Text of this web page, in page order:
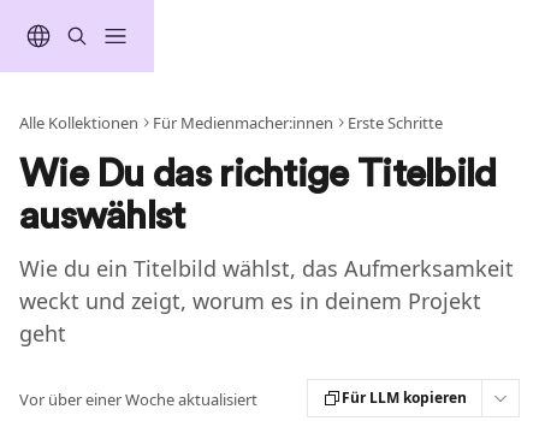
Alle Kollektionen Für Medienmacher:innen Erste Schritte
Wie Du das richtige Titelbild
auswählst
Wie du ein Titelbild wählst, das Aufmerksamkeit
weckt und zeigt, worum es in deinem Projekt
geht
Vor über einer Woche aktualisiert Für LLM kopieren